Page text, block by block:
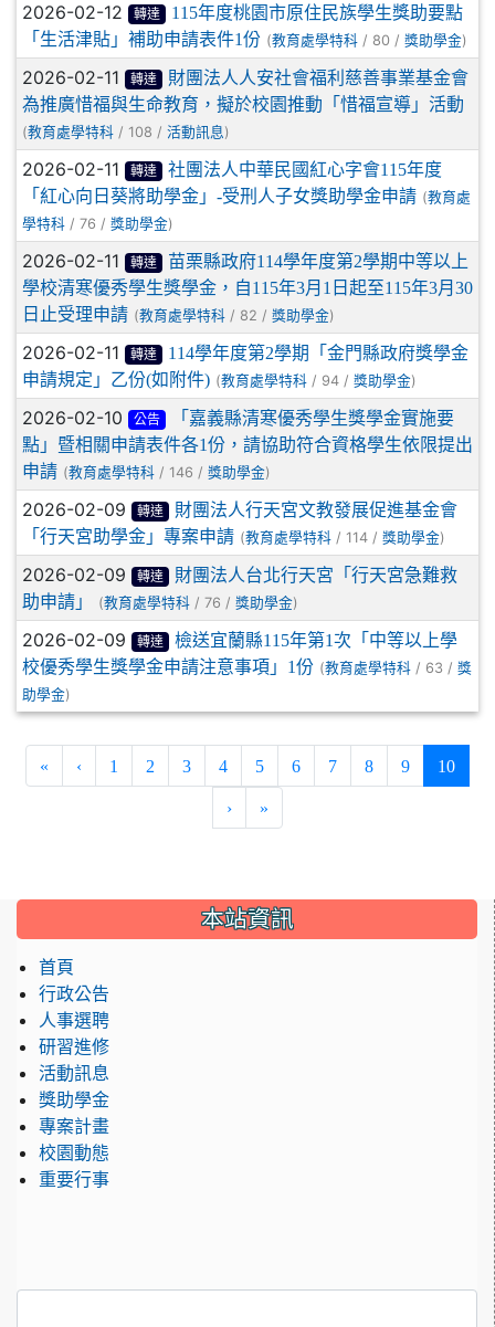
2026-02-12 轉達
115年度桃園市原住民族學生獎助要點
「生活津貼」補助申請表件1份 (教育處學特科 / 80 / 獎助學金)
2026-02-11 轉達
財團法人人安社會福利慈善事業基金會
為推廣惜福與生命教育，擬於校園推動「惜福宣導」活動
(教育處學特科 / 108 / 活動訊息 )
2026-02-11 轉達
社團法人中華民國紅心字會115年度
「紅心向日葵將助學金」-受刑人子女獎助學金申請 (教育處
學特科 / 76 / 獎助學金)
2026-02-11 轉達
苗栗縣政府114學年度第2學期中等以上
學校清寒優秀學生獎學金，自115年3月1日起至115年3月30
日止受理申請 (教育處學特科 / 82 / 獎助學金)
2026-02-11 轉達
114學年度第2學期「金門縣政府獎學金
申請規定」乙份(如附件) (教育處學特科 / 94 / 獎助學金)
2026-02-10 公告
「嘉義縣清寒優秀學生獎學金實施要
點」暨相關申請表件各1份，請協助符合資格學生依限提出
申請 (教育處學特科 / 146 / 獎助學金)
2026-02-09 轉達
財團法人行天宮文教發展促進基金會
「行天宮助學金」專案申請 (教育處學特科 / 114 / 獎助學金)
2026-02-09 轉達
財團法人台北行天宮「行天宮急難救
助申請」
(教育處學特科 / 76 / 獎助學金)
2026-02-09 轉達
檢送宜蘭縣115年第1次「中等以上學
校優秀學生獎學金申請注意事項」1份 (教育處學特科 / 63 / 獎
助學金)
« ‹ 1 2 3 4 5 6 7 8 9 10
› »
::: 本站資訊
首頁
行政公告
人事選聘
研習進修
活動訊息
獎助學金
專案計畫
校園動態
重要行事